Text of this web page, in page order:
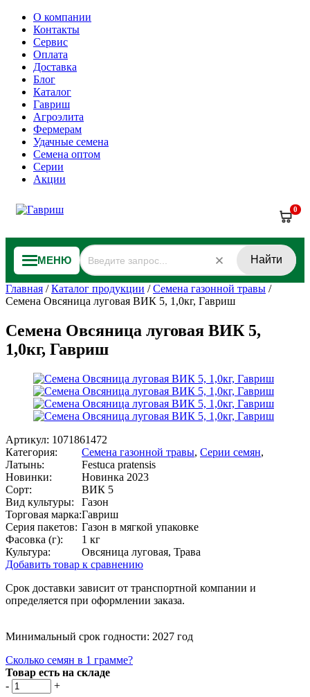
О компании
Контакты
Сервис
Оплата
Доставка
Блог
Каталог
Гавриш
Агроэлита
Фермерам
Удачные семена
Семена оптом
Серии
Акции
0
МЕНЮ Найти
Главная /Каталог продукции /Семена газонной травы /
Семена Овсяница луговая ВИК 5, 1,0кг, Гавриш
Семена Овсяница луговая ВИК 5,
1,0кг, Гавриш
Артикул: 1071861472
Категория:
Семена газонной травы, Серии семян,
Латынь:
Festuca pratensis
Новинки:
Новинка 2023
Сорт:
ВИК 5
Вид культуры:
Газон
Торговая марка:Гавриш
Серия пакетов: Газон в мягкой упаковке
Фасовка (г):
1 кг
Культура:
Овсяница луговая, Трава
Добавить товар к сравнению
Срок доставки зависит от транспортной компании и
определяется при оформлении заказа.
Минимальный срок годности: 2027 год
Сколько семян в 1 грамме?
Товар есть на складе
-
+